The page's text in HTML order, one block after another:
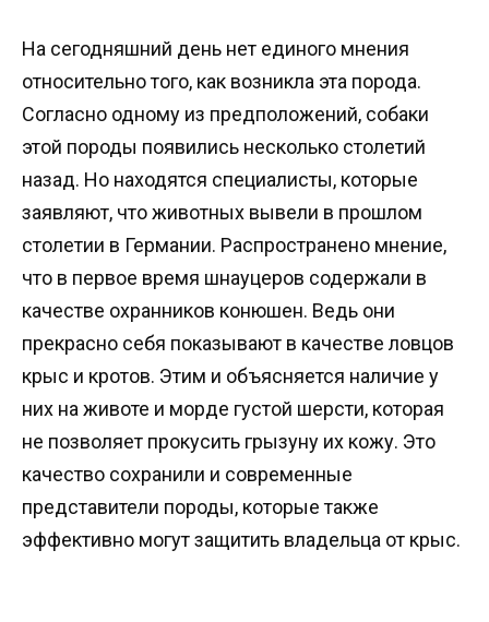
На сегодняшний день нет единого мнения
относительно того, как возникла эта порода.
Согласно одному из предположений, собаки
этой породы появились несколько столетий
назад. Но находятся специалисты, которые
заявляют, что животных вывели в прошлом
столетии в Германии. Распространено мнение,
что в первое время шнауцеров содержали в
качестве охранников конюшен. Ведь они
прекрасно себя показывают в качестве ловцов
крыс и кротов. Этим и объясняется наличие у
них на животе и морде густой шерсти, которая
не позволяет прокусить грызуну их кожу. Это
качество сохранили и современные
представители породы, которые также
эффективно могут защитить владельца от крыс.